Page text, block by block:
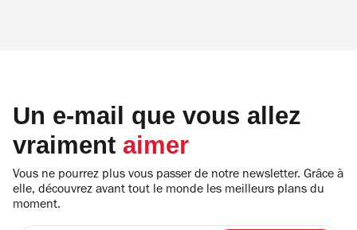
Un e-mail que vous allez
vraiment aimer
Vous ne pourrez plus vous passer de notre newsletter. Grâce à
elle, découvrez avant tout le monde les meilleurs plans du
moment.